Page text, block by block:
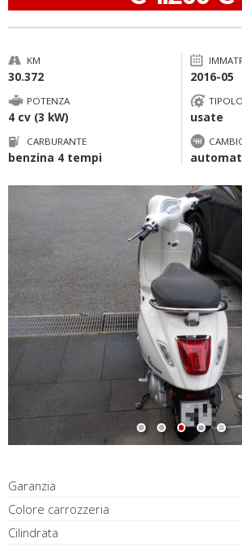
KM
30.372 2016-05
POTENZA
4 cv (3 kW) usate
CARBURANTE
benzina 4 tempi
Garanzia
Colore carrozzeria
Cilindrata